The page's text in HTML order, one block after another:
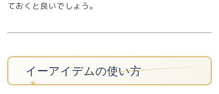
ておくと良いでしょう。
イーアイデムの使い方